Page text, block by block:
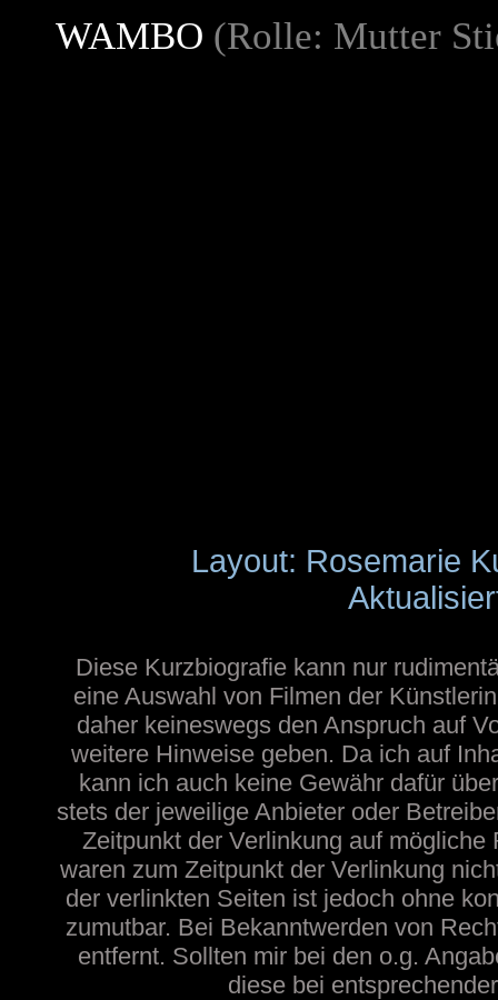
WAMBO (Rolle: Mutter
Layout: Rosemarie
Diese Kurzbiografie kann nur
eine Auswahl von Filmen der
daher keineswegs den Anspruch auf
weitere Hinweise geben. Da ich auf
kann ich auch keine Gewähr dafür
stets der jeweilige Anbieter oder
Zeitpunkt der Verlinkung auf
waren zum Zeitpunkt der Verlinkung
der verlinkten Seiten ist jedoch ohne
zumutbar. Bei Bekanntwerden von
entfernt. Sollten mir bei den o.g.
diese bei